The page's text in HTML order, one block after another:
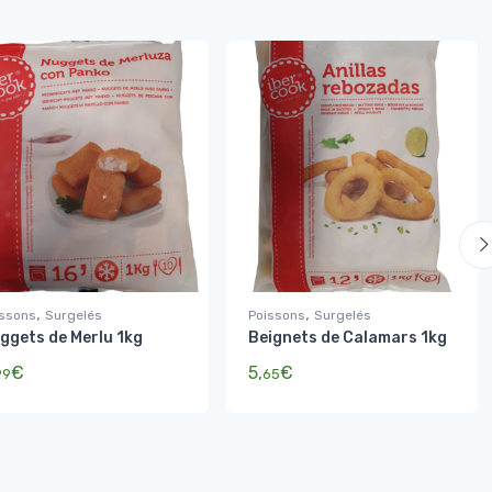
, Surgelés
de Merlu 1kg
€
Poissons, Surgelés
Beignets de Calamars 1kg
5,65€